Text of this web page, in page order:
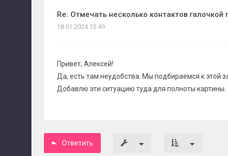
Re: Отмечать несколько контактов галочкой
18.01.2024 13:49
Привет, Алексей!
Да, есть там неудобства. Мы подбираемся к этой
Добавлю эти ситуацию туда для полноты картины.
Ответить